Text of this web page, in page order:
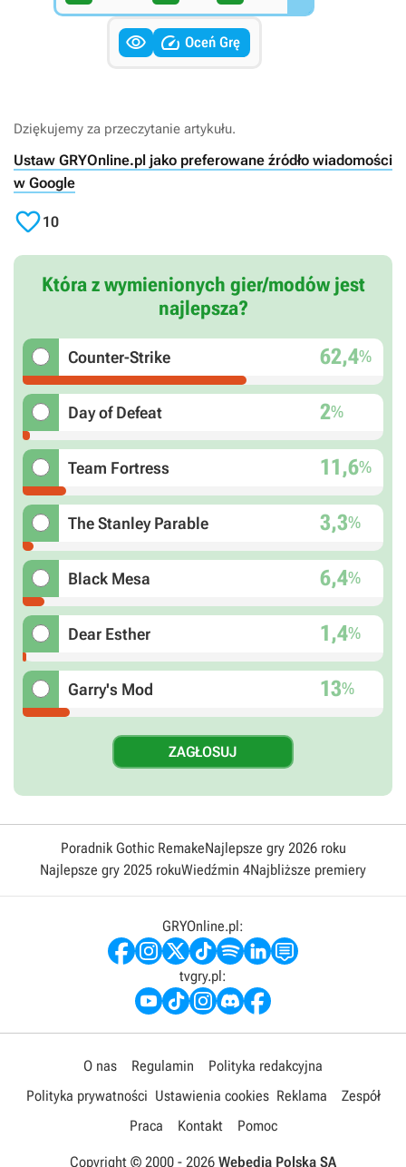
  Oceń Grę
Dziękujemy za przeczytanie artykułu.
Ustaw GRYOnline.pl jako preferowane źródło wiadomości
w Google
10
Która z wymienionych gier/modów jest
najlepsza?
Counter-Strike 62,4%
Day of Defeat 2%
Team Fortress 11,6%
The Stanley Parable 3,3%
Black Mesa 6,4%
Dear Esther 1,4%
Garry's Mod 13%
Poradnik Gothic RemakeNajlepsze gry 2026 roku
Najlepsze gry 2025 rokuWiedźmin 4Najbliższe premiery
GRYOnline.pl:
tvgry.pl:
O nas Regulamin
Polityka redakcyjna
Polityka prywatności Ustawienia cookies Reklama
Zespół
Praca
Kontakt Pomoc
Copyright © 2000 - 2026 Webedia Polska SA